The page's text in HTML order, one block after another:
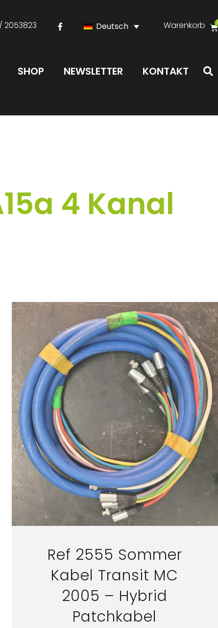
2053823 Deutsch Warenkorb
SHOP NEWSLETTER KONTAKT
4 Kanal
Ref 2555 Sommer
Kabel Transit MC
2005 – Hybrid
Patchkabel